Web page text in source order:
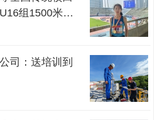
组1500米冠
司：送培训到